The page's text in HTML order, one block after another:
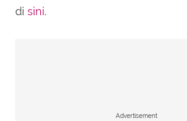
di sini.
Advertisement